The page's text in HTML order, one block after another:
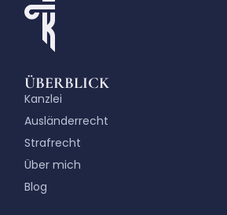
ÜBERBLICK
Kanzlei
Ausländerrecht
Strafrecht
Über mich
Blog